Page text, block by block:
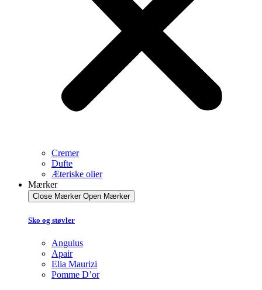
Cremer
Dufte
Æteriske olier
Mærker
Close Mærker Open Mærker
Sko og støvler
Angulus
Apair
Elia Maurizi
Pomme D’or